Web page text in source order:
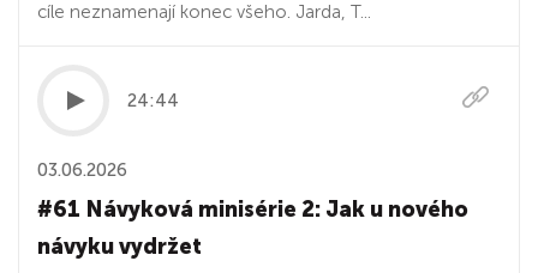
cíle neznamenají konec všeho. Jarda, T...
24:44
03.06.2026
#61 Návyková minisérie 2: Jak u nového
návyku vydržet